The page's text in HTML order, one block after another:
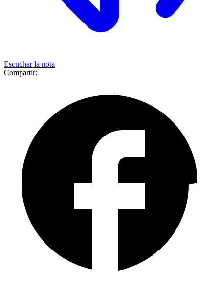
Escuchar la nota
Compartir: